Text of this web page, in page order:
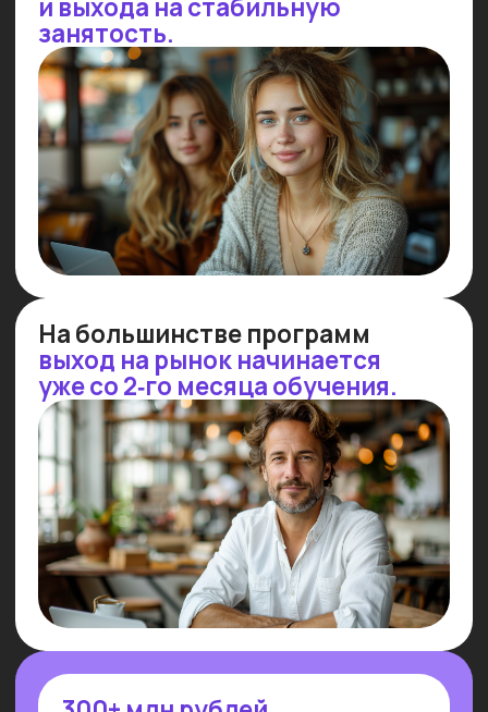
Результат: практика в реальных
проектах с последующим
приглашением на работу!
ПОСМОТРИ НЕБОЛЬШОЕ
ВИДЕО, ЧТОБЫ УЗНАТЬ
ПОДРОБНЕЕ!
СТРАТЕГИЧЕСКАЯ
IT-СЕССИЯ
Потерялся в многообразии профессий
и инструментов — приходи
на стратегическую сессию 1 на 1
с экспертом Университета и подбери
свое направление
Узнать подробнее